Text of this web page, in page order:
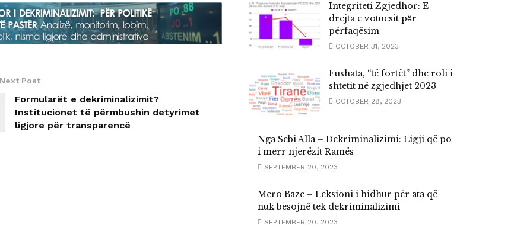
Next Post
Formularët e dekriminalizimit?
Institucionet të përmbushin detyrimet
ligjore për transparencë
Integriteti Zgjedhor: E
drejta e votuesit pёr
përfaqësim
OCTOBER 31, 2023
Fushata, “të fortët” dhe roli i
shtetit në zgjedhjet 2023
OCTOBER 28, 2023
Nga Sebi Alla – Dekriminalizimi: Ligji që po
i merr njerëzit Ramës
SEPTEMBER 20, 2023
Mero Baze – Leksioni i hidhur për ata që
nuk besojnë tek dekriminalizimi
SEPTEMBER 20, 2023